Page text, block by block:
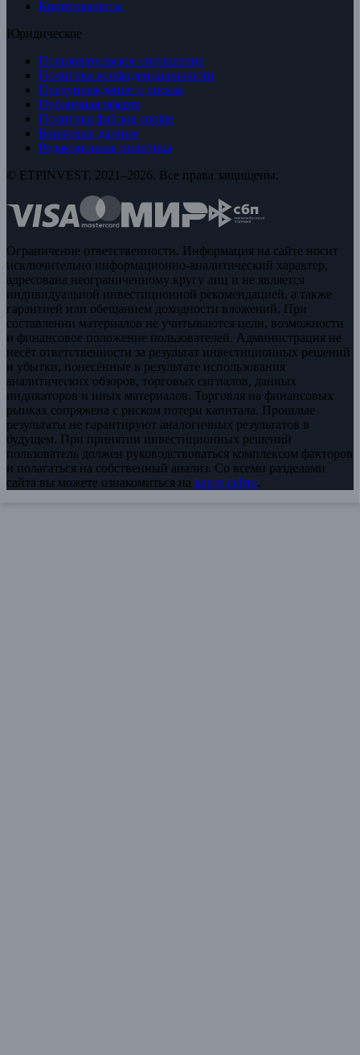
Криптовалюты
Юридическое
Пользовательское соглашение
Политика конфиденциальности
Предупреждение о рисках
Публичная оферта
Политика файлов cookie
Биржевые данные
Редакционная политика
© ETPINVEST, 2021–2026. Все права защищены.
Ограничение ответственности. Информация на сайте носит
исключительно информационно-аналитический характер,
адресована неограниченному кругу лиц и не является
индивидуальной инвестиционной рекомендацией, а также
гарантией или обещанием доходности вложений. При
составлении материалов не учитываются цели, возможности
и финансовое положение пользователей. Администрация не
несёт ответственности за результат инвестиционных решений
и убытки, понесённые в результате использования
аналитических обзоров, торговых сигналов, данных
индикаторов и иных материалов. Торговля на финансовых
рынках сопряжена с риском потери капитала. Прошлые
результаты не гарантируют аналогичных результатов в
будущем. При принятии инвестиционных решений
пользователь должен руководствоваться комплексом факторов
и полагаться на собственный анализ. Со всеми разделами
сайта вы можете ознакомиться на карте сайта.